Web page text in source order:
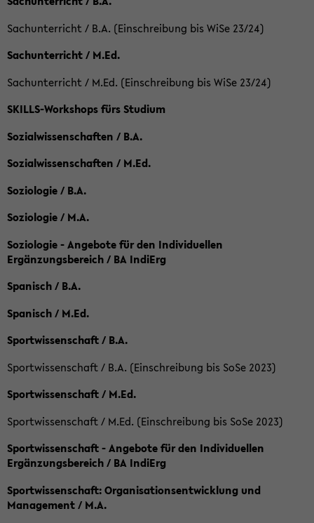
Sachunterricht / B.A. (Einschreibung bis WiSe 23/24)
Sachunterricht / M.Ed.
Sachunterricht / M.Ed. (Einschreibung bis WiSe 23/24)
SKILLS-Workshops fürs Studium
Sozialwissenschaften / B.A.
Sozialwissenschaften / M.Ed.
Soziologie / B.A.
Soziologie / M.A.
Soziologie - Angebote für den Individuellen
Ergänzungsbereich / BA IndiErg
Spanisch / B.A.
Spanisch / M.Ed.
Sportwissenschaft / B.A.
Sportwissenschaft / B.A. (Einschreibung bis SoSe 2023)
Sportwissenschaft / M.Ed.
Sportwissenschaft / M.Ed. (Einschreibung bis SoSe 2023)
Sportwissenschaft - Angebote für den Individuellen
Ergänzungsbereich / BA IndiErg
Sportwissenschaft: Organisationsentwicklung und
Management / M.A.